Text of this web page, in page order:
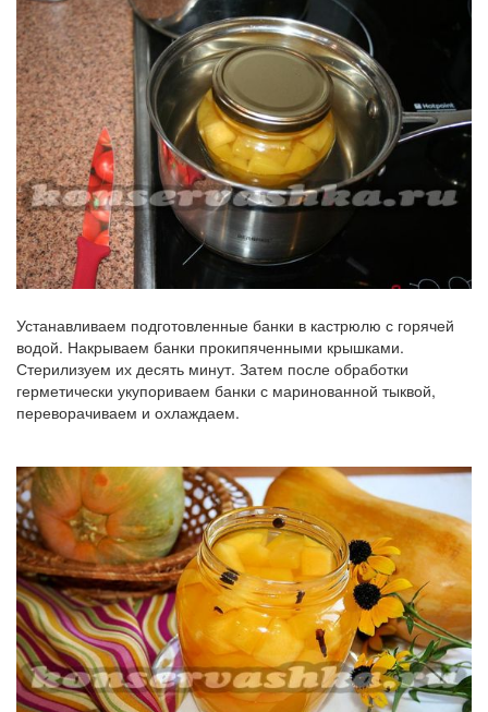
Устанавливаем подготовленные банки в кастрюлю с горячей
водой. Накрываем банки прокипяченными крышками.
Стерилизуем их десять минут. Затем после обработки
герметически укупориваем банки с маринованной тыквой,
переворачиваем и охлаждаем.